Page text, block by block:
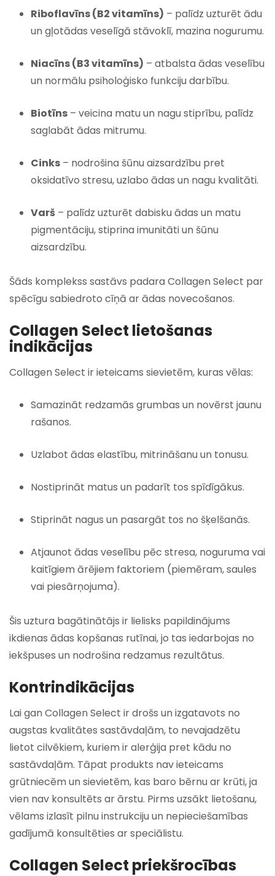
Riboflavīns (B2 vitamīns) – palīdz uzturēt ādu
un gļotādas veselīgā stāvoklī, mazina nogurumu.
Niacīns (B3 vitamīns) – atbalsta ādas veselību
un normālu psiholoģisko funkciju darbību.
Biotīns – veicina matu un nagu stiprību, palīdz
saglabāt ādas mitrumu.
Cinks – nodrošina šūnu aizsardzību pret
oksidatīvo stresu, uzlabo ādas un nagu kvalitāti.
Varš – palīdz uzturēt dabisku ādas un matu
pigmentāciju, stiprina imunitāti un šūnu
aizsardzību.
Šāds komplekss sastāvs padara Collagen Select par
spēcīgu sabiedroto cīņā ar ādas novecošanos.
Collagen Select lietošanas
indikācijas
Collagen Select ir ieteicams sievietēm, kuras vēlas:
Samazināt redzamās grumbas un novērst jaunu
rašanos.
Uzlabot ādas elastību, mitrināšanu un tonusu.
Nostiprināt matus un padarīt tos spīdīgākus.
Stiprināt nagus un pasargāt tos no šķelšanās.
Atjaunot ādas veselību pēc stresa, noguruma vai
kaitīgiem ārējiem faktoriem (piemēram, saules
vai piesārņojuma).
Šis uztura bagātinātājs ir lielisks papildinājums
ikdienas ādas kopšanas rutīnai, jo tas iedarbojas no
iekšpuses un nodrošina redzamus rezultātus.
Kontrindikācijas
Lai gan Collagen Select ir drošs un izgatavots no
augstas kvalitātes sastāvdaļām, to nevajadzētu
lietot cilvēkiem, kuriem ir alerģija pret kādu no
sastāvdaļām. Tāpat produkts nav ieteicams
grūtniecēm un sievietēm, kas baro bērnu ar krūti, ja
vien nav konsultēts ar ārstu. Pirms uzsākt lietošanu,
vēlams izlasīt pilnu instrukciju un nepieciešamības
gadījumā konsultēties ar speciālistu.
Collagen Select priekšrocības